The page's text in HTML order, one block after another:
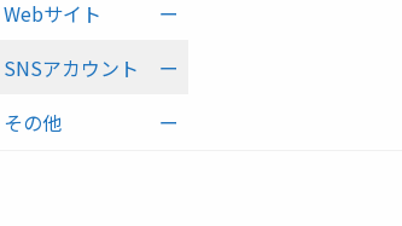
Webサイト
ー
SNSアカウント
ー
その他
ー